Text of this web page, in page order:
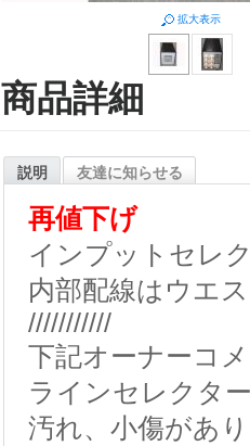
拡大表示
商品詳細
説明 友達に知らせる
再値下げ
インプットセレ
内部配線はウエ
///////////
下記オーナーコ
ラインセレクタ
汚れ、小傷があ